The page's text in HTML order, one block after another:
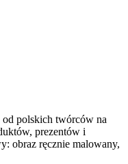
polskich twórców na
prezentów i
obraz ręcznie malowany,